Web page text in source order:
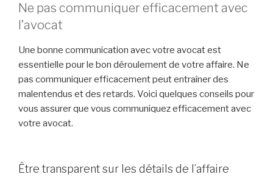
Ne pas communiquer efficacement avec
l’avocat
Une bonne communication avec votre avocat est
essentielle pour le bon déroulement de votre affaire. Ne
pas communiquer efficacement peut entraîner des
malentendus et des retards. Voici quelques conseils pour
vous assurer que vous communiquez efficacement avec
votre avocat.
Être transparent sur les détails de l’affaire